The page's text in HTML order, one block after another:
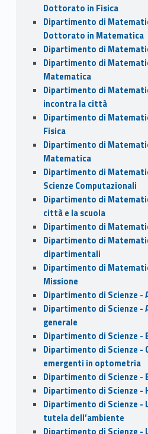
Dottorato in Fisica
Dipartimento di
Dottorato in Matematica
Dipartimento di
Dipartimento di
Matematica
Dipartimento di
incontra la città
Dipartimento di
Fisica
Dipartimento di
Matematica
Dipartimento di
Scienze Computazionali
Dipartimento di
città e la scuola
Dipartimento di
Dipartimento di
dipartimentali
Dipartimento di
Missione
Dipartimento di Scienze -
Dipartimento di Scienze -
generale
Dipartimento di Scienze -
Dipartimento di Scienze -
emergenti in optometria
Dipartimento di Scienze -
Dipartimento di Scienze -
Dipartimento di Scienze -
tutela dell’ambiente